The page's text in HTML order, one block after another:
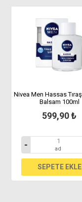
Nivea Men Hassas
Balsam 100ml
599,90 ₺
- ad